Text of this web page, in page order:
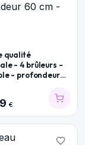
qualité
- 4 brûleurs -
- profondeur
€